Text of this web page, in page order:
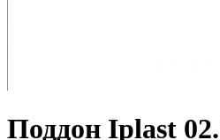
Поддон Iplast